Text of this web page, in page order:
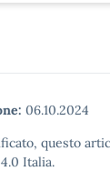
06.10.2024
questo
Italia.